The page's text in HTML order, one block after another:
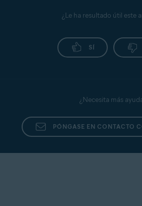
¿Le ha resultado útil este
SÍ
¿Necesita más
PÓNGASE EN CONTACTO